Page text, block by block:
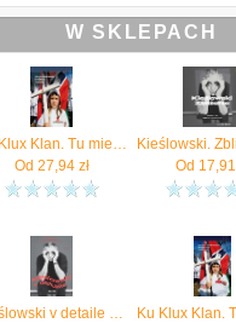
W SKLEPACH
Ku Klux Klan. Tu mieszka miłość (Audiobook)
Od 27,94zł
Od 17,91
Kieślowski v detaile Surmiak-Domańska Katarzyna